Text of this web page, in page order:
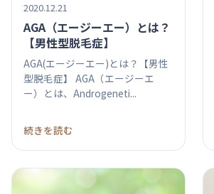
2020.12.21
AGA（エージーエー）とは？
【男性型脱毛症】
AGA(エージーエー)とは？【男性
型脱毛症】 AGA（エージーエ
ー）とは、Androgeneti...
続きを読む